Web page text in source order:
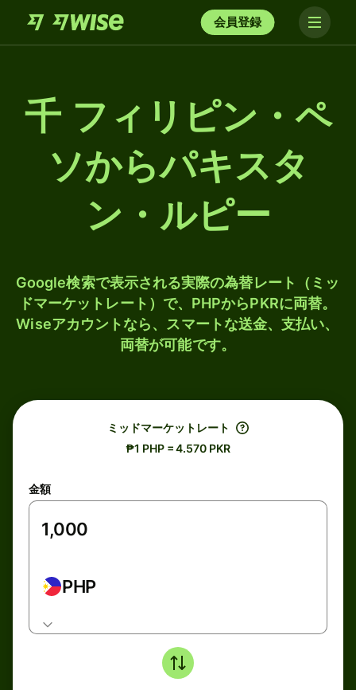
会員登録
千 フィリピン・ペ
ソからパキスタ
ン・ルピー
Google検索で表示される実際の為替レート（ミッ
ドマーケットレート）で、PHPからPKRに両替。
Wiseアカウントなら、スマートな送金、支払い、
両替が可能です。
ミッドマーケットレート
₱1 PHP = 4.570 PKR
金額
PHP